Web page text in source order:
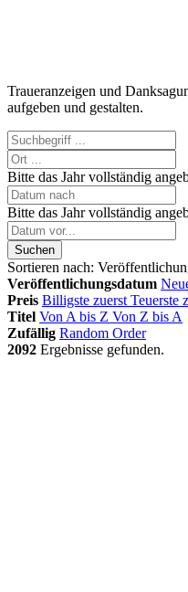
Traueranzeigen und
aufgeben und gestalten.
Bitte das Jahr vollständig
Bitte das Jahr vollständig
Suchen
Sortieren nach:
Veröffentlichungsdatum
Preis Billigste zuerst Teuerste
Titel Von A bis Z Von Z bis A
Zufällig Random Order
2092 Ergebnisse gefunden.